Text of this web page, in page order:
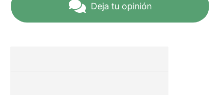
Deja tu opinión